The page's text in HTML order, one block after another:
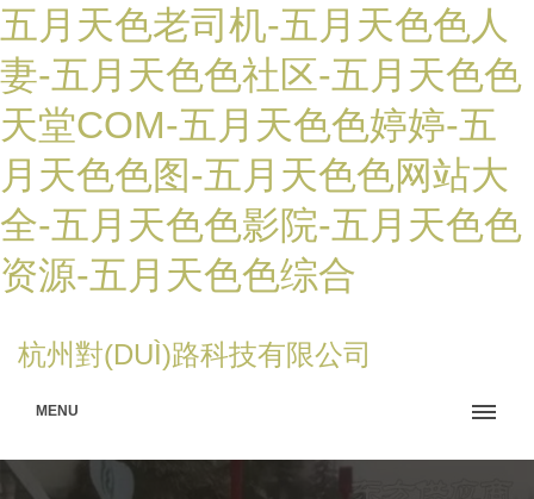
五月天色老司机-五月天色色人
妻-五月天色色社区-五月天色色
天堂COM-五月天色色婷婷-五
月天色色图-五月天色色网站大
全-五月天色色影院-五月天色色
资源-五月天色色综合
杭州對(DUÌ)路科技有限公司
MENU